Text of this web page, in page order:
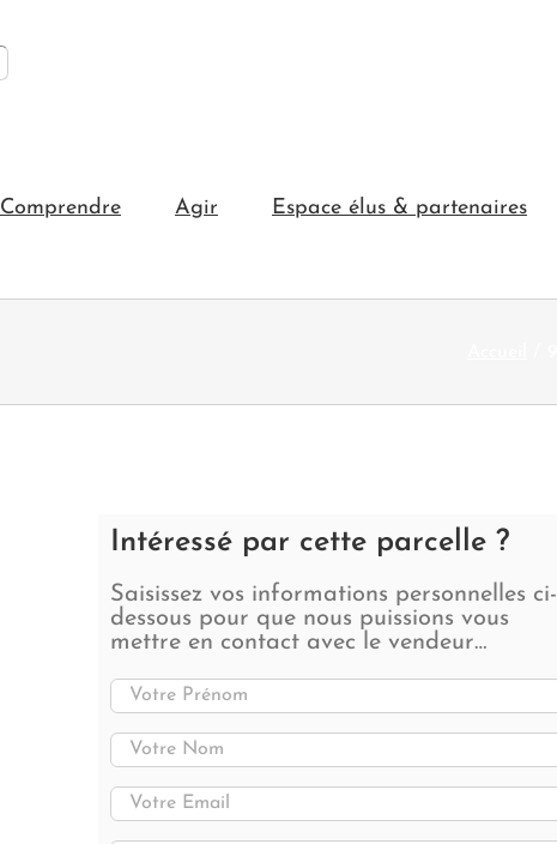
Comprendre Agir Espace élus & partenaires
Intéressé par cette parcelle ?
Saisissez vos informations personnelles ci-
dessous pour que nous puissions vous
mettre en contact avec le vendeur…